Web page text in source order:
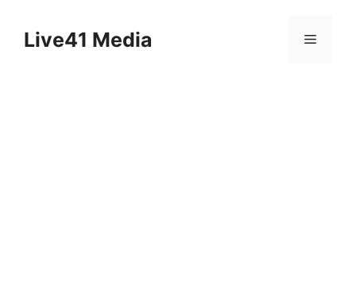
contentLive41 Media Menu